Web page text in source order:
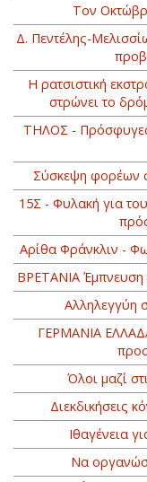
Τον
Δ. Πεντέλης-
Η ρατσιστική
στρώνει το
ΤΗΛΟΣ - Πρόσφυγες
Σύσκεψη φορέων
15Σ - Φυλακή για
Αρίθα Φράνκλιν -
BΡETANIA
Αλληλεγγύη
ΓΕΡΜΑΝΙΑ
Όλοι μαζί
Διεκδικήσεις
Ιθαγένεια
Να